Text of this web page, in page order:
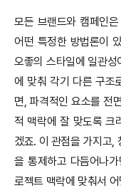
모든 브랜드와 캠페인
어떤 특정한 방법론이
오좋의 스타일에 일관
에 맞춰 각기 다른 구조
면, 파격적인 요소를 전
적 맥락에 잘 맞도록 크
겠죠. 이 관점을 가지고,
을 통제하고 다듬어나
로젝트 맥락에 맞춰서